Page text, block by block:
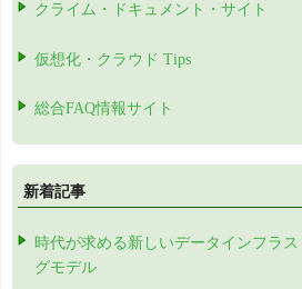
クライム・ドキュメント・サイト
仮想化・クラウド Tips
総合FAQ情報サイト
新着記事
時代が求める新しいデータインフラ
グモデル